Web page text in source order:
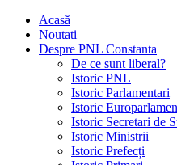
Acasă
Noutati
Despre PNL Constanta
De ce sunt liberal?
Istoric PNL
Istoric Parlamentari
Istoric
Istoric Secretari de
Istoric Ministrii
Istoric Prefecți